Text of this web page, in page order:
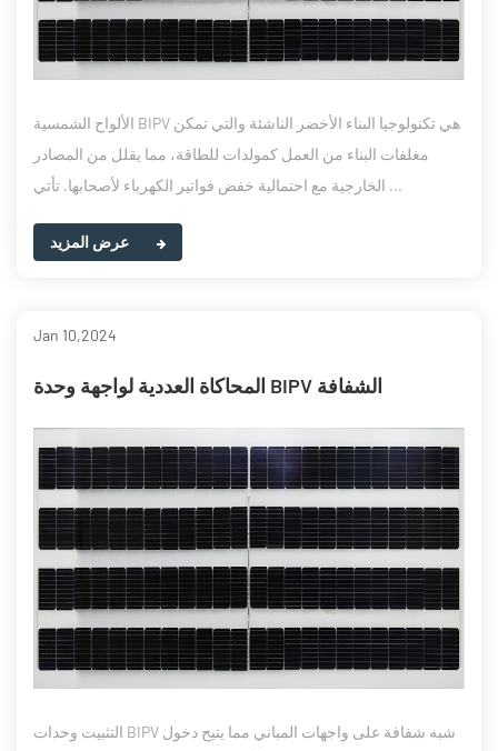
الألواح الشمسية BIPV هي تكنولوجيا البناء الأخضر الناشئة والتي تمكن
مغلفات البناء من العمل كمولدات للطاقة، مما يقلل من المصادر
الخارجية مع احتمالية خفض فواتير الكهرباء لأصحابها. تأتي ...
Jan 10,2024
المحاكاة العددية لواجهة وحدة BIPV الشفافة
التثبيت وحدات BIPV شبه شفافة على واجهات المباني مما يتيح دخول